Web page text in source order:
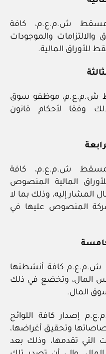
ش.م.ع.م، كافة
والموجودات
المالية.
ش.م.ع.م، موظفو سوق
وفقا لأحكام قانون
ش.م.ع.م، كافة
المالية المنصوص
إليه، وذلك بما لا
المنصوص عليها في
كافة أنشطتها
المال، وتخضع في ذلك
المال.
إصدار كافة اللوائح
وتحقيق أغراضها،
التي تقدمها، وذلك بعد